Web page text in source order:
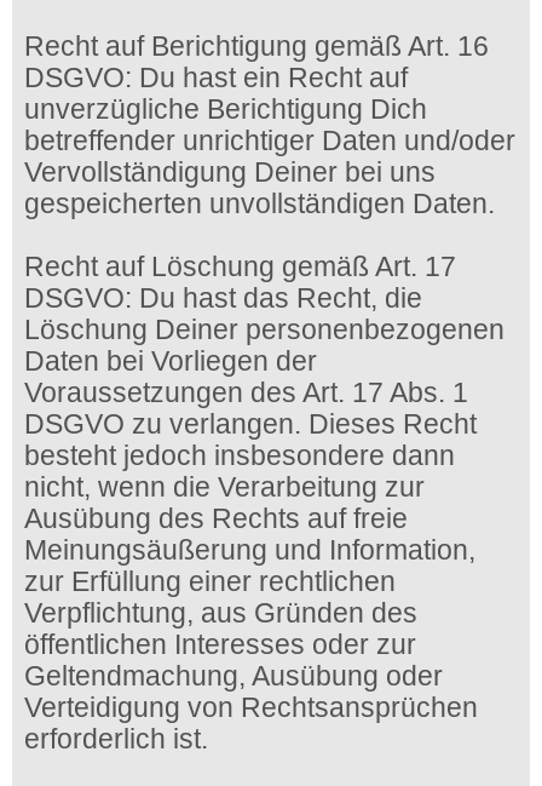
Recht auf Berichtigung gemäß Art. 16
DSGVO: Du hast ein Recht auf
unverzügliche Berichtigung Dich
betreffender unrichtiger Daten und/oder
Vervollständigung Deiner bei uns
gespeicherten unvollständigen Daten.
Recht auf Löschung gemäß Art. 17
DSGVO: Du hast das Recht, die
Löschung Deiner personenbezogenen
Daten bei Vorliegen der
Voraussetzungen des Art. 17 Abs. 1
DSGVO zu verlangen. Dieses Recht
besteht jedoch insbesondere dann
nicht, wenn die Verarbeitung zur
Ausübung des Rechts auf freie
Meinungsäußerung und Information,
zur Erfüllung einer rechtlichen
Verpflichtung, aus Gründen des
öffentlichen Interesses oder zur
Geltendmachung, Ausübung oder
Verteidigung von Rechtsansprüchen
erforderlich ist.